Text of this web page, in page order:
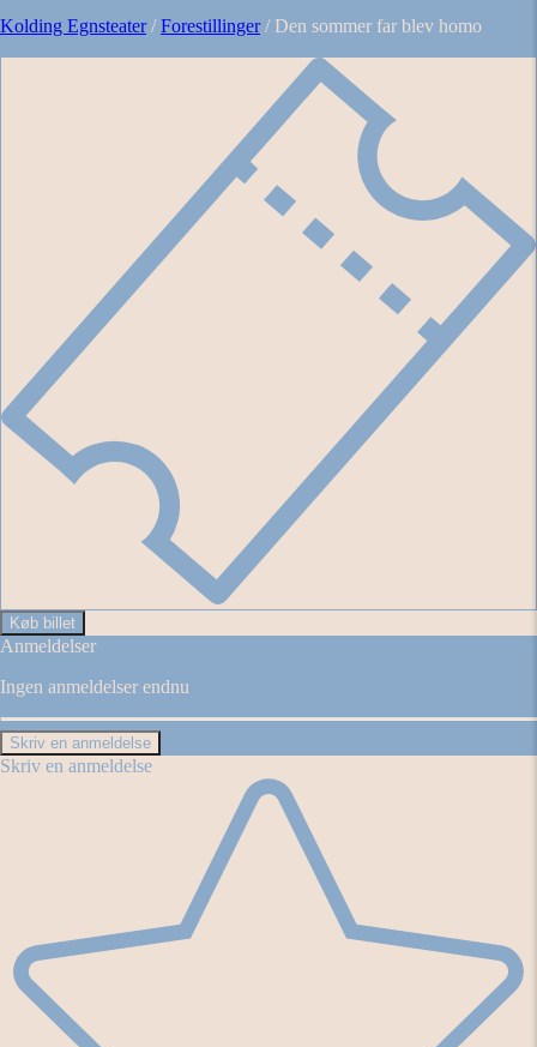
Kolding Egnsteater/Forestillinger/Den sommer far blev homo
Køb billet
Anmeldelser
Ingen anmeldelser endnu
Skriv en anmeldelse
Skriv en anmeldelse